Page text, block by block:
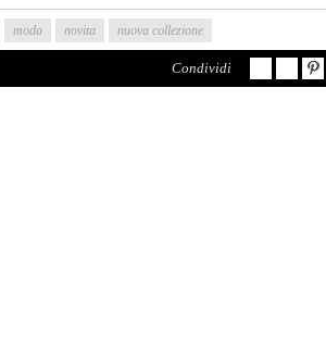
moda novita nuova collezione
Condividi